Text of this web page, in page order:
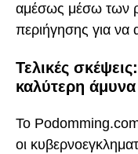
αμέσως μέσω των
περιήγησης για να
Τελικές
καλύτερη άμυνα
Το
οι